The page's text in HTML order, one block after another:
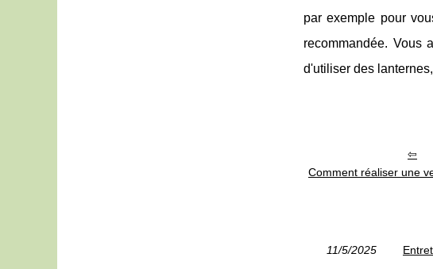
par exemple pour
recommandée. Vous
d'utiliser des
Comment réaliser une
11/5/2025